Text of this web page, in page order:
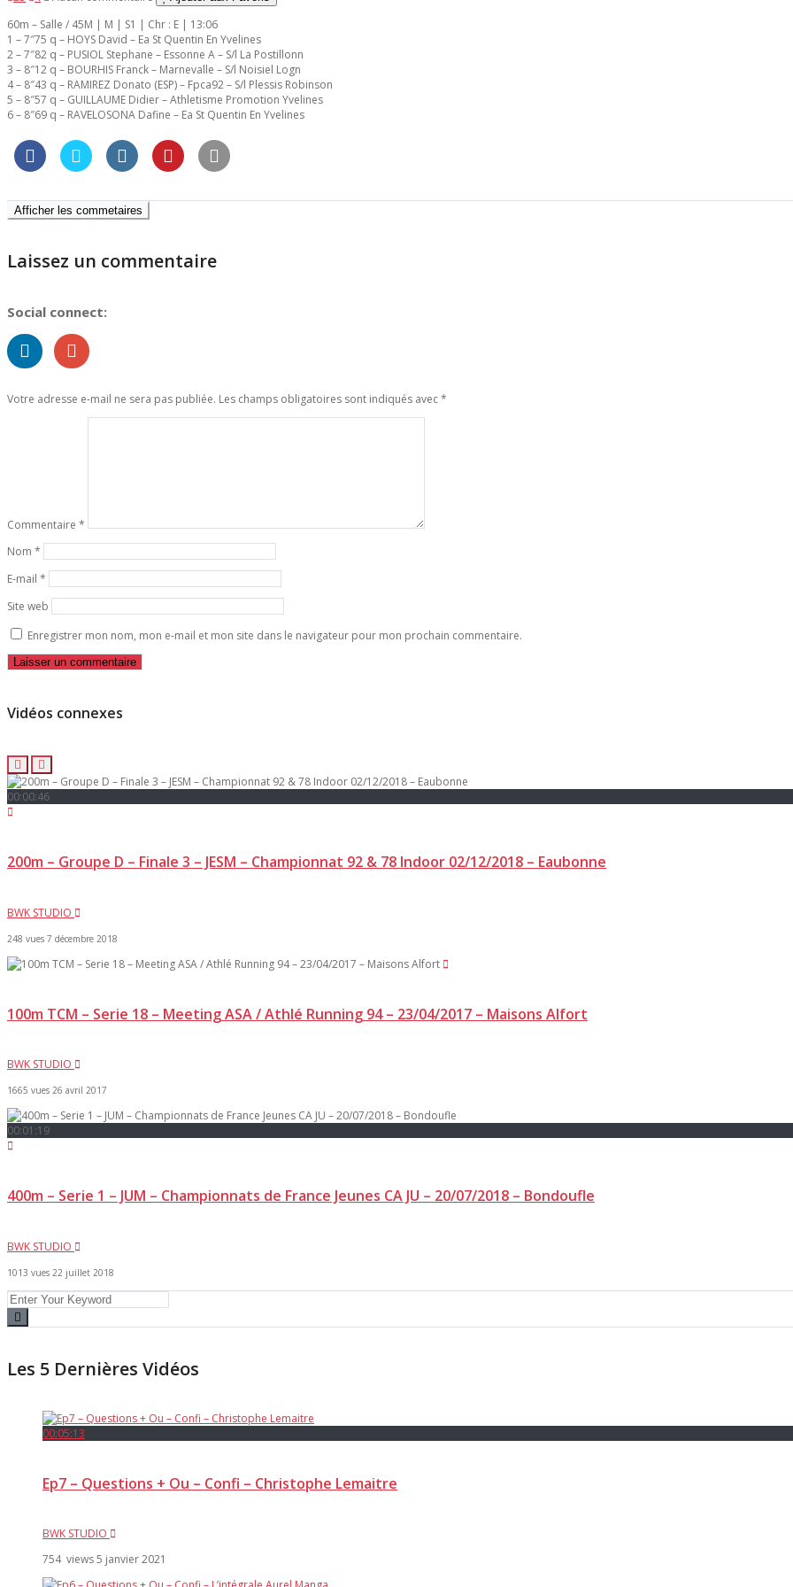
60m – Salle / 45M | M | S1 | Chr : E | 13:06
1 – 7″75 q – HOYS David – Ea St Quentin En Yvelines
2 – 7″82 q – PUSIOL Stephane – Essonne A – S/l La Postillonn
3 – 8″12 q – BOURHIS Franck – Marnevalle – S/l Noisiel Logn
4 – 8″43 q – RAMIREZ Donato (ESP) – Fpca92 – S/l Plessis Robinson
5 – 8″57 q – GUILLAUME Didier – Athletisme Promotion Yvelines
6 – 8″69 q – RAVELOSONA Dafine – Ea St Quentin En Yvelines
Afficher les commetaires
Laissez un commentaire
Social connect:
Votre adresse e-mail ne sera pas publiée. Les champs obligatoires sont indiqués avec*
Commentaire *
Nom *
E-mail *
Site web
Enregistrer mon nom, mon e-mail et mon site dans le navigateur pour mon prochain commentaire.
Vidéos connexes
00:00:46
200m – Groupe D – Finale 3 – JESM – Championnat 92 & 78 Indoor 02/12/2018 – Eaubonne
BWK STUDIO
248 vues 7 décembre 2018
100m TCM – Serie 18 – Meeting ASA / Athlé Running 94 – 23/04/2017 – Maisons Alfort
BWK STUDIO
1665 vues 26 avril 2017
00:01:19
400m – Serie 1 – JUM – Championnats de France Jeunes CA JU – 20/07/2018 – Bondoufle
BWK STUDIO
1013 vues 22 juillet 2018
Les 5 Dernières Vidéos
00:05:13
Ep7 – Questions + Ou – Confi – Christophe Lemaitre
BWK STUDIO
754 views5 janvier 2021